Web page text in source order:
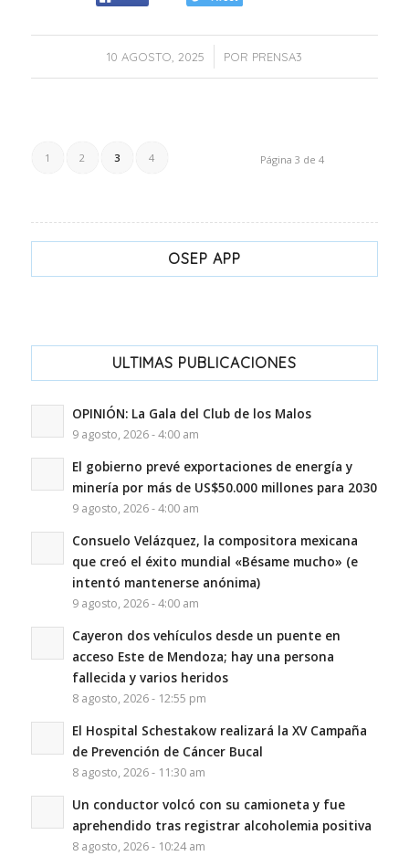
10 AGOSTO, 2025
/ POR PRENSA3
Página 3 de 4
1 2 3 4
OSEP APP
ULTIMAS PUBLICACIONES
OPINIÓN: La Gala del Club de los Malos
9 agosto, 2026 - 4:00 am
El gobierno prevé exportaciones de energía y
minería por más de US$50.000 millones para 2030
9 agosto, 2026 - 4:00 am
Consuelo Velázquez, la compositora mexicana
que creó el éxito mundial «Bésame mucho» (e
intentó mantenerse anónima)
9 agosto, 2026 - 4:00 am
Cayeron dos vehículos desde un puente en
acceso Este de Mendoza; hay una persona
fallecida y varios heridos
8 agosto, 2026 - 12:55 pm
El Hospital Schestakow realizará la XV Campaña
de Prevención de Cáncer Bucal
8 agosto, 2026 - 11:30 am
Un conductor volcó con su camioneta y fue
aprehendido tras registrar alcoholemia positiva
8 agosto, 2026 - 10:24 am